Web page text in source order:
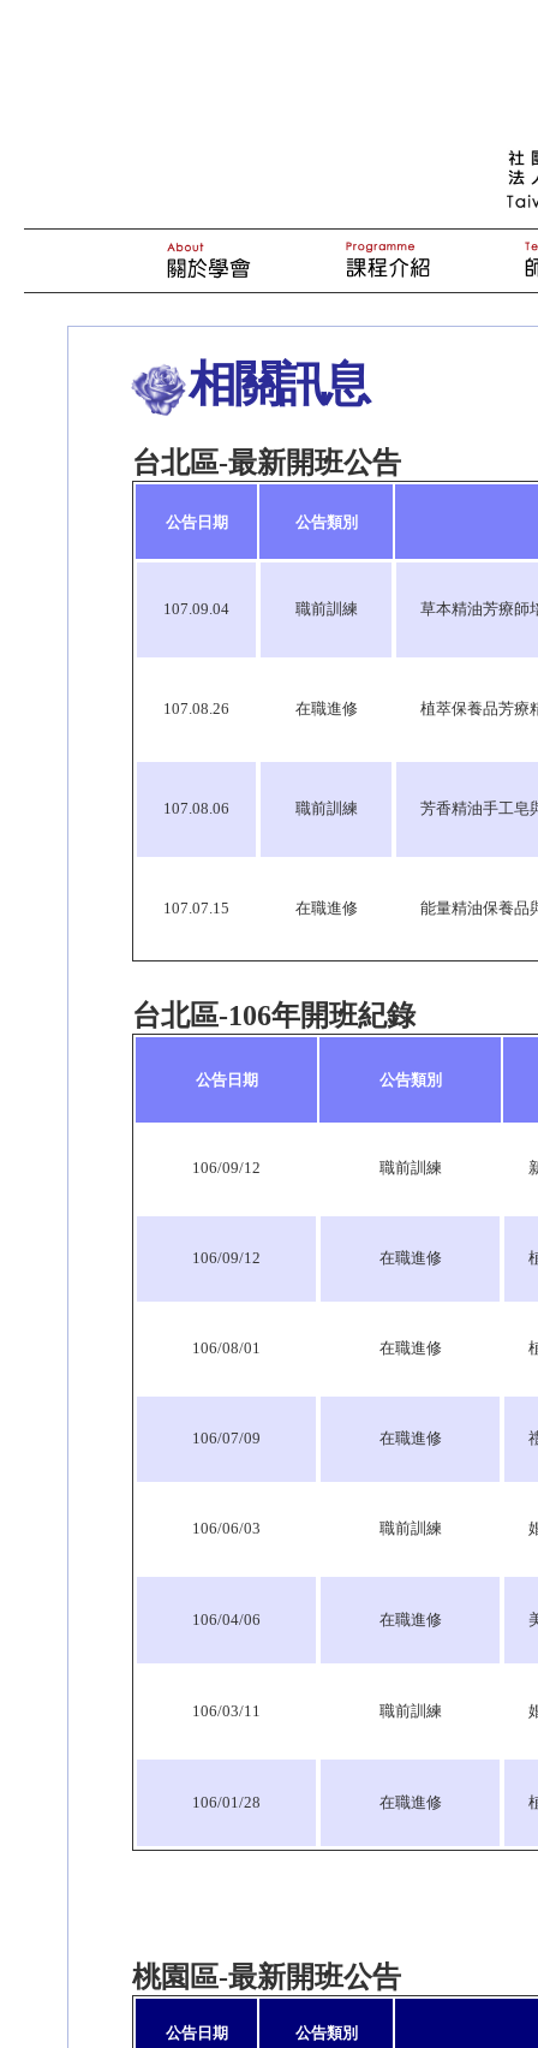
相關訊息
台北區-最新開班公告
公告日期 公告類別
107.09.04 職前訓練 草本精油芳療師
107.08.26 在職進修 植萃保養品芳療
107.08.06 職前訓練 芳香精油手工皂
107.07.15 在職進修 能量精油保養品
台北區-106年開班紀錄
公告日期 公告類別
106/09/12 職前訓練
106/09/12 在職進修
106/08/01 在職進修
106/07/09 在職進修
106/06/03 職前訓練
106/04/06 在職進修
106/03/11 職前訓練
106/01/28 在職進修
桃園區-最新開班公告
公告日期 公告類別